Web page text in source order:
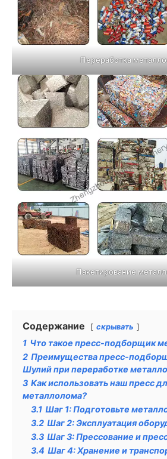
Переработка
Пакетирование
Содержание скрывать
1 Что такое пресс-подборщик
2 Преимущества пресс-
Шулий при переработке
3 Как использовать наш пресс
металлолома?
3.1 Шаг 1: Подготовьте
3.2 Шаг 2: Эксплуатация
3.3 Шаг 3: Прессование и
3.4 Шаг 4: Хранение и